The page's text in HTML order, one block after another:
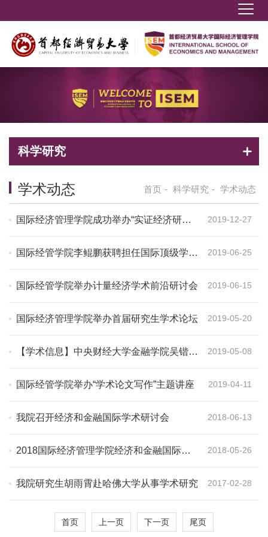
科学研究
首页 - 科学研究 - 学术动态
学术动态
国际经济管理学院成功举办“实证经济研讨
2019-12-27
国际经管学院李鲲鹏获聘担任国际顶级学术
2019-06-25
国际经管学院举办计量经济学术前沿研讨会 2019-06-15
国际经济管理学院举办首届研究生学术论坛 2019-05-20
【学术信息】中央财经大学金融学院吴锴来
2019-05-08
国际经管学院举办“学术论文写作”主题讲座 2019-04-11
我院召开经济和金融国际学术研讨会 2018-06-13
2018国际经济管理学院经济和金融国际学
2018-05-26
我院研究生胡雨霄赴哈佛大学从事学术研究 2017-02-28
首页 上一页 下一页 尾页